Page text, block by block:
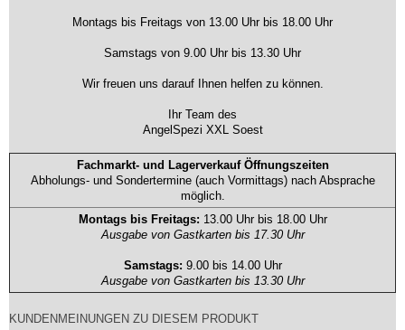
Montags bis Freitags von 13.00 Uhr bis 18.00 Uhr
Samstags von 9.00 Uhr bis 13.30 Uhr
Wir freuen uns darauf Ihnen helfen zu können.
Ihr Team des
AngelSpezi XXL Soest
Fachmarkt- und Lagerverkauf Öffnungszeiten
Abholungs- und Sondertermine (auch Vormittags) nach Absprache
möglich.
Montags bis Freitags: 13.00 Uhr bis 18.00 Uhr
Ausgabe von Gastkarten bis 17.30 Uhr
Samstags: 9.00 bis 14.00 Uhr
Ausgabe von Gastkarten bis 13.30 Uhr
KUNDENMEINUNGEN ZU DIESEM PRODUKT